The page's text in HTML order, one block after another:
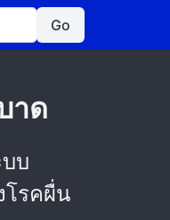
Go
าด
บ
โรคผื่น